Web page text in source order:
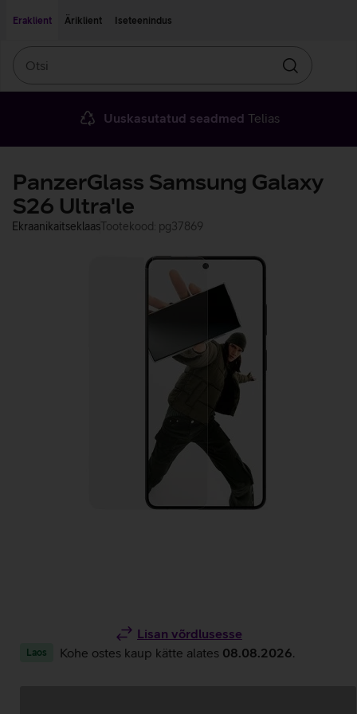
Eraklient
Äriklient Iseteenindus
Otsin
Uuskasutatud seadmed Telias
PanzerGlass Samsung Galaxy
S26 Ultra'le
EkraanikaitseklaasTootekood: pg37869
Lisan võrdlusesse
Laos Kohe ostes kaup kätte alates 08.08.2026